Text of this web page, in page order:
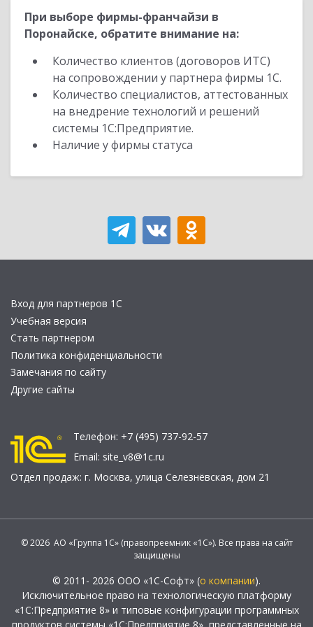
При выборе фирмы-франчайзи в
Поронайске, обратите внимание на:
Количество клиентов (договоров ИТС)
на сопровождении у партнера фирмы 1С.
Количество специалистов, аттестованных
на внедрение технологий и решений
системы 1С:Предприятие.
Наличие у фирмы статуса
Вход для партнеров 1С
Учебная версия
Стать партнером
Политика конфиденциальности
Замечания по сайту
Другие сайты
Телефон: +7 (495) 737-92-57
Email: site_v8@1c.ru
Отдел продаж: г. Москва, улица Селезнёвская, дом 21
© 2026 АО «Группа 1С» (правопреемник «1С»). Все права на сайт
защищены
© 2011- 2026 ООО «1С-Софт» (о компании).
Исключительное право на технологическую платформу
«1С:Предприятие 8» и типовые конфигурации программных